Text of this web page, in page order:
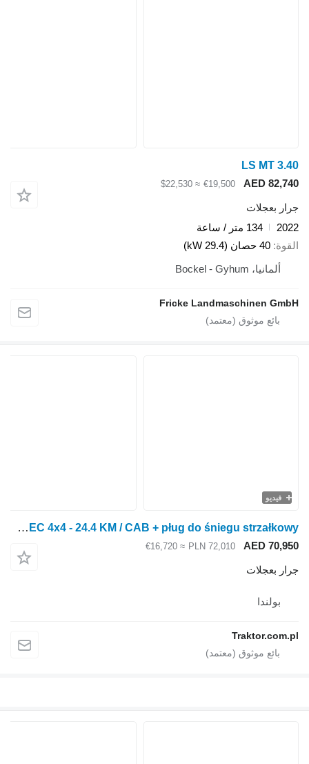
LS MT 3.40
AED 82,740
€19,500
≈ $22,530
جرار بعجلات
2022
134 متر / ساعة
القوة 40 حصان (29.4 kW)
ألمانيا، Bockel - Gyhum
Fricke Landmaschinen GmbH
فيديو
LS Tractor XJ25 MEC 4x4 - 24.4 KM / CAB + pług do śniegu strzałkowy
AED 70,950
PLN 72,010
≈ €16,720
جرار بعجلات
بولندا
Traktor.com.pl